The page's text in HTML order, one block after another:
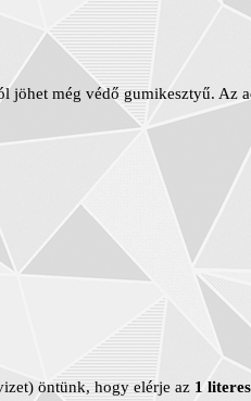
még védő gumikesztyű. Az
öntünk, hogy elérje az 1 literes